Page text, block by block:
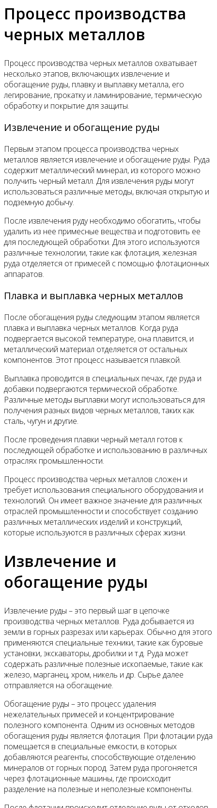
Процесс производства
черных металлов
Процесс производства черных металлов охватывает
несколько этапов, включающих извлечение и
обогащение руды, плавку и выплавку металла, его
легирование, прокатку и ламинирование, термическую
обработку и покрытие для защиты.
Извлечение и обогащение руды
Первым этапом процесса производства черных
металлов является извлечение и обогащение руды. Руда
содержит металлический минерал, из которого можно
получить черный металл. Для извлечения руды могут
использоваться различные методы, включая открытую и
подземную добычу.
После извлечения руду необходимо обогатить, чтобы
удалить из нее примесные вещества и подготовить ее
для последующей обработки. Для этого используются
различные технологии, такие как флотация, железная
руда отделяется от примесей с помощью флотационных
аппаратов.
Плавка и выплавка черных металлов
После обогащения руды следующим этапом является
плавка и выплавка черных металлов. Когда руда
подвергается высокой температуре, она плавится, и
металлический материал отделяется от остальных
компонентов. Этот процесс называется плавкой.
Выплавка проводится в специальных печах, где руда и
добавки подвергаются термической обработке.
Различные методы выплавки могут использоваться для
получения разных видов черных металлов, таких как
сталь, чугун и другие.
После проведения плавки черный металл готов к
последующей обработке и использованию в различных
отраслях промышленности.
Процесс производства черных металлов сложен и
требует использования специального оборудования и
технологий. Он имеет важное значение для различных
отраслей промышленности и способствует созданию
различных металлических изделий и конструкций,
которые используются в различных сферах жизни.
Извлечение и
обогащение руды
Извлечение руды – это первый шаг в цепочке
производства черных металлов. Руда добывается из
земли в горных разрезах или карьерах. Обычно для этого
применяются специальные техники, такие как буровые
установки, экскаваторы, дробилки и т.д. Руда может
содержать различные полезные ископаемые, такие как
железо, марганец, хром, никель и др. Сырье далее
отправляется на обогащение.
Обогащение руды – это процесс удаления
нежелательных примесей и концентрирование
полезного компонента. Одним из основных методов
обогащения руды является флотация. При флотации руда
помещается в специальные емкости, в которых
добавляются реагенты, способствующие отделению
минералов от горных пород. Затем руда прогоняется
через флотационные машины, где происходит
разделение на полезные и неполезные компоненты.